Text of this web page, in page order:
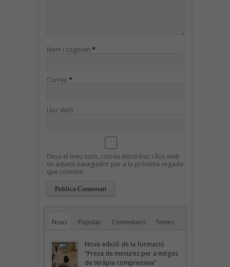
Nom i cognom *
Correu *
Lloc Web
Desa el meu nom, correu electrònic i lloc web
en aquest navegador per a la pròxima vegada
que comenti.
Nous Popular Comentaris Temes
Nova edició de la formació
“Presa de mesures per a mitges
de teràpia compressiva”